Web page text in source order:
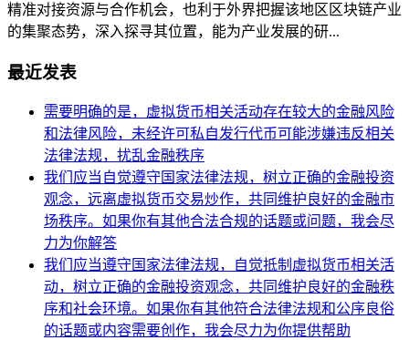
精准对接资源与合作机会，也利于外界把握该地区区块链产业
的集聚态势，深入探寻其位置，能为产业发展的研...
最近发表
需要明确的是，虚拟货币相关活动存在较大的金融风险
和法律风险，未经许可私自发行代币可能涉嫌违反相关
法律法规，扰乱金融秩序
我们应当自觉遵守国家法律法规，树立正确的金融投资
观念，远离虚拟货币交易炒作，共同维护良好的金融市
场秩序。如果你有其他合法合规的话题或问题，我会尽
力为你解答
我们应当遵守国家法律法规，自觉抵制虚拟货币相关活
动，树立正确的金融投资观念，共同维护良好的金融秩
序和社会环境。如果你有其他符合法律法规和公序良俗
的话题或内容需要创作，我会尽力为你提供帮助